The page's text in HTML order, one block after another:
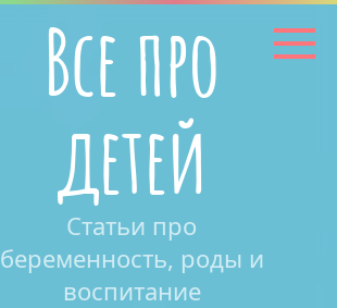
Все про
детей
Статьи про
беременность, роды и
воспитание